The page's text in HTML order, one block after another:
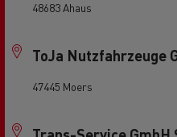
48683 Ahaus
ToJa Nutzfahrzeuge
47445 Moers